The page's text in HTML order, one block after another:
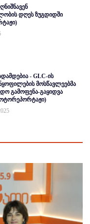
დღეს ზუგდიდში
- GLC-ის
მოსწავლეებმა
გამოფენა-გაყიდვა